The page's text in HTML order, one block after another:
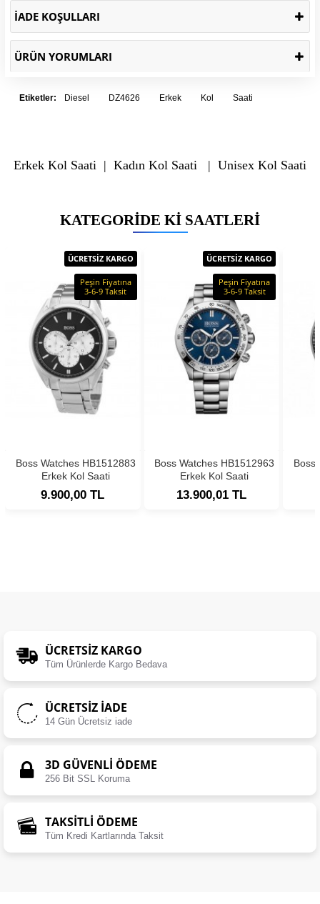
İADE KOŞULLARI
ÜRÜN YORUMLARI
Etiketler: Diesel DZ4626 Erkek Kol Saati
Erkek Kol Saati| Kadın Kol Saati| Unisex Kol Saati
KATEGORIDE KI SAATLERI
ÜCRETSİZ KARGO
Peşin Fiyatına
3-6-9 Taksit
Boss Watches HB1512883
Erkek Kol Saati
9.900,00 TL
ÜCRETSİZ KARGO
Peşin Fiyatına
3-6-9 Taksit
Boss Watches HB1512963
Erkek Kol Saati
13.900,01 TL
Boss
ÜCRETSIZ KARGO
Tüm Ürünlerde Kargo Bedava
ÜCRETSIZ İADE
14 Gün Ücretsiz iade
3D GÜVENLİ ÖDEME
256 Bit SSL Koruma
TAKSİTLİ ÖDEME
Tüm Kredi Kartlarında Taksit